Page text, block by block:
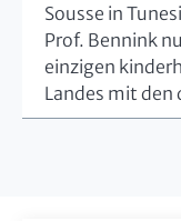
Sousse in
Prof. Bennink
einzigen
Landes mit den